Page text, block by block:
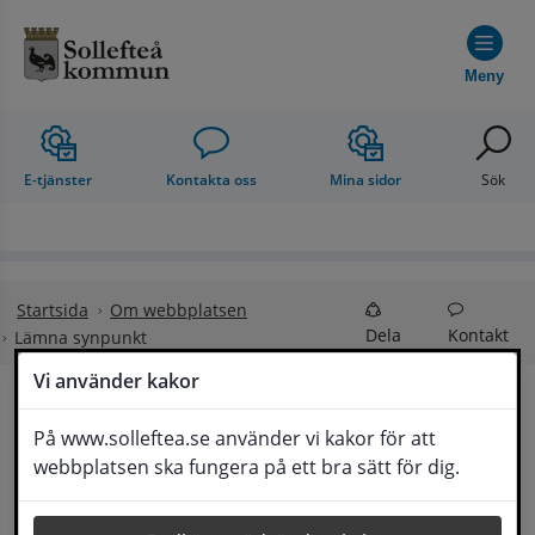
Vi använder kakor
På www.solleftea.se använder vi kakor för att
webbplatsen ska fungera på ett bra sätt för dig.
Meny
E-tjänster Kontakta oss Mina sidor Sök
Startsida
Om webbplatsen
Lämna synpunkt
Dela Kontakt
Lämna synpunkt
Här kan du lämna synpunkter, förslag och